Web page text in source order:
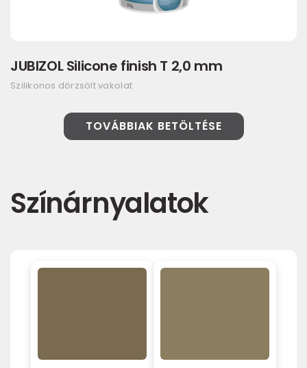
JUBIZOL Silicone finish T 2,0 mm
Szilikonos dörzsölt vakolat
TOVÁBBIAK BETÖLTÉSE
Színárnyalatok